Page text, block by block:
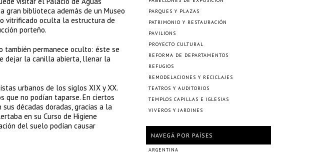
gran biblioteca además de un Museo
vitrificado oculta la estructura de
porteño.
también permanece oculto: éste se
dejar la canilla abierta, llenar la
urbanos de los siglos XIX y XX.
que no podían taparse. En ciertos
décadas doradas, gracias a la
en su Curso de Higiene
del suelo podían causar
PARQUES Y PLAZAS
PATRIMONIO Y RESTAURACIÓN
PAVILIONS
PROYECTO CULTURAL
REFORMA DE DEPARTAMENTOS
REFUGIOS
REMODELACIONES Y RECICLAJES
TEATROS Y AUDITORIOS
TEMPLOS CAPILLAS E IGLESIAS
VIVEROS Y JARDINES
NAVEGÁ POR PAÍSES
ARGENTINA